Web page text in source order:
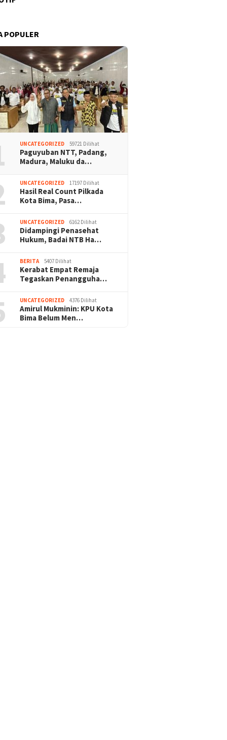
POPULER
UNCATEGORIZED 59721 Dilihat
Paguyuban NTT, Padang,
Madura, Maluku da…
UNCATEGORIZED 17197 Dilihat
Hasil Real Count Pilkada
Kota Bima, Pasa…
UNCATEGORIZED 6162 Dilihat
Didampingi Penasehat
Hukum, Badai NTB Ha…
BERITA 5407 Dilihat
Kerabat Empat Remaja
Tegaskan Penangguha…
UNCATEGORIZED 4376 Dilihat
Amirul Mukminin: KPU Kota
Bima Belum Men…